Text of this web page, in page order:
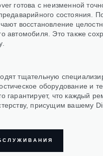
готова с неизменной
состояния.
восстановление
автомобиля. Это также
тщательную
оборудование и
гарантирует, что каждый
присущим вашему